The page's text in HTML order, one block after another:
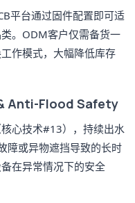
平台通过固件配置即可适
。ODM客户仅需备货一
作模式，大幅降低库存
Anti-Flood Safety
心技术#13），持续出水
障或异物遮挡导致的长时
在异常情况下的安全